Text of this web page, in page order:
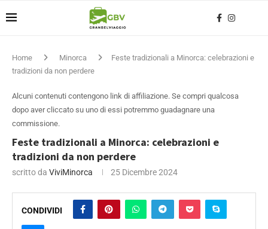
Home Minorca
Feste tradizionali a Minorca: celebrazioni e
tradizioni da non perdere
Alcuni contenuti contengono link di affiliazione. Se compri qualcosa
dopo aver cliccato su uno di essi potremmo guadagnare una
commissione.
Feste tradizionali a Minorca: celebrazioni e
tradizioni da non perdere
scritto da ViviMinorca 25 Dicembre 2024
CONDIVIDI